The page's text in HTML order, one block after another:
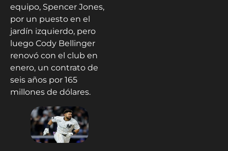
equipo, Spencer Jones,
por un puesto en el
jardín izquierdo, pero
luego Cody Bellinger
renovó con el club en
enero, un contrato de
seis años por 165
millones de dólares.